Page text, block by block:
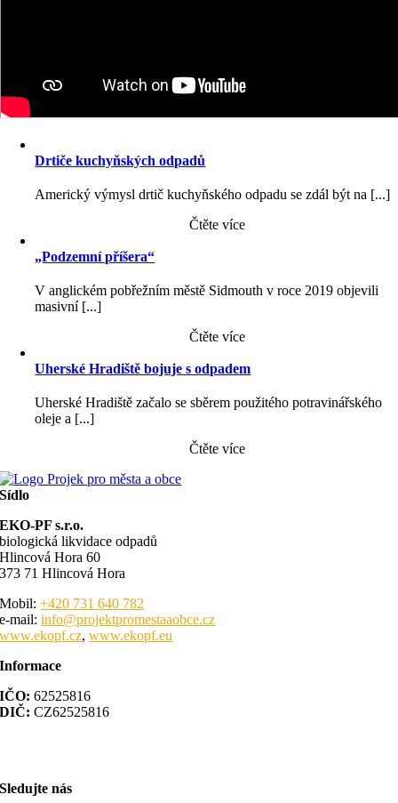
Drtiče kuchyňských odpadů
Americký výmysl drtič kuchyňského odpadu se zdál být na [...]
Čtěte více
„Podzemní příšera“
V anglickém pobřežním městě Sidmouth v roce 2019 objevili
masivní [...]
Čtěte více
Uherské Hradiště bojuje s odpadem
Uherské Hradiště začalo se sběrem použitého potravinářského
oleje a [...]
Čtěte více
Sídlo
EKO-PF s.r.o.
biologická likvidace odpadů
Hlincová Hora 60
373 71 Hlincová Hora
Mobil:+420 731 640 782
e-mail:info@projektpromestaaobce.cz
www.ekopf.cz, www.ekopf.eu
Informace
IČO: 62525816
DIČ: CZ62525816
Sledujte nás